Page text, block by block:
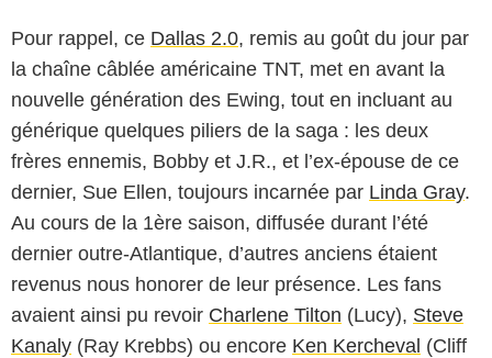
Pour rappel, ce Dallas 2.0, remis au goût du jour par
la chaîne câblée américaine TNT, met en avant la
nouvelle génération des Ewing, tout en incluant au
générique quelques piliers de la saga : les deux
frères ennemis, Bobby et J.R., et l’ex-épouse de ce
dernier, Sue Ellen, toujours incarnée par Linda Gray.
Au cours de la 1ère saison, diffusée durant l’été
dernier outre-Atlantique, d’autres anciens étaient
revenus nous honorer de leur présence. Les fans
avaient ainsi pu revoir Charlene Tilton (Lucy), Steve
Kanaly (Ray Krebbs) ou encore Ken Kercheval (Cliff